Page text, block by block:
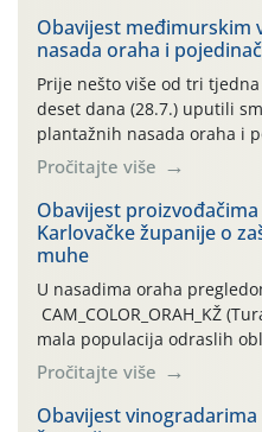
Obavijest međimurskim
nasada oraha i
Prije nešto više od tri
deset dana (28.7.) uputili
plantažnih nasada oraha i
leta i ovogodišnjoj potrebi
orahove muhe (Rhagoletis
traje drugi ovogodišnji
izražen zadnja šest dana
temperature zraka
Pročitajte više
Obavijest
Karlovačke županije o
muhe
U nasadima oraha
CAM_COLOR_ORAH_KŽ
mala populacija odraslih
(Rhagoletis completa).
činjenicom da je riječ o
urodom, što je povezano i
Pročitajte više
Obavijest